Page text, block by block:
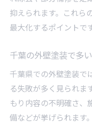
抑えられます。これら
最大化するポイントです
千葉の外壁塗装で多
千葉県での外壁塗装で
る失敗が多く見られま
もり内容の不明確さ、
備などが挙げられます